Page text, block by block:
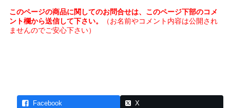
このページの商品に関してのお問合せは、このページ下部のコメ
ント欄から送信して下さい。
（お名前やコメント内容は公開され
ませんのでご安心下さい）
Facebook X